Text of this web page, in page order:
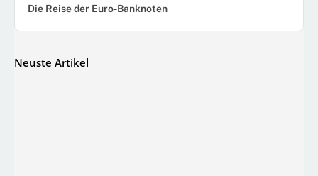
Die Reise der Euro-Banknoten
Neuste Artikel